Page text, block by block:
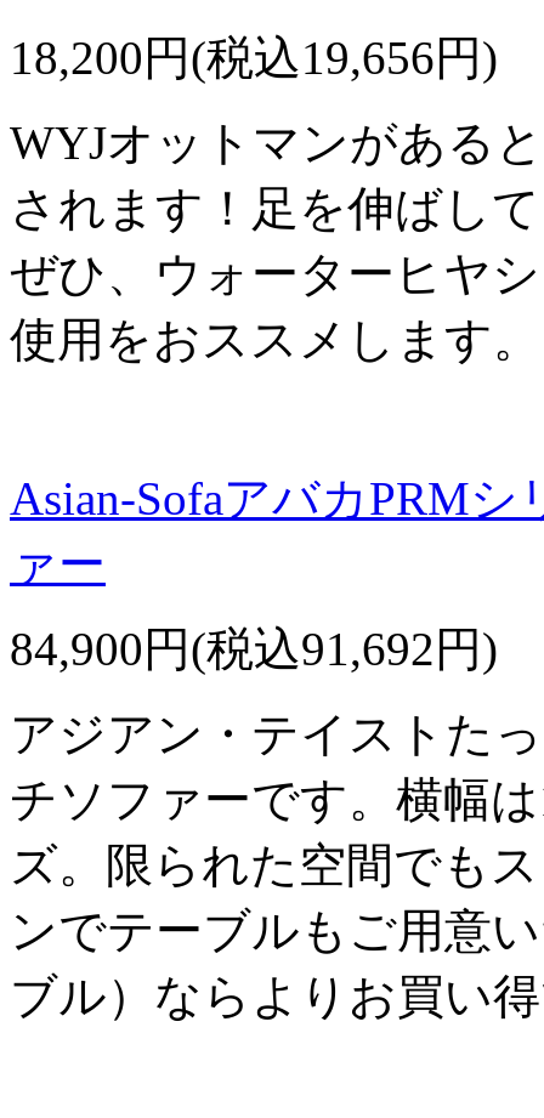
18,200円(税込19,656円)
WYJオットマンがある
されます！足を伸ばし
ぜひ、ウォーターヒヤ
使用をおススメします。
Asian-SofaアバカPRM
ァー
84,900円(税込91,692円)
アジアン・テイストた
チソファーです。横幅
ズ。限られた空間でも
ンでテーブルもご用意
ブル）ならよりお買い